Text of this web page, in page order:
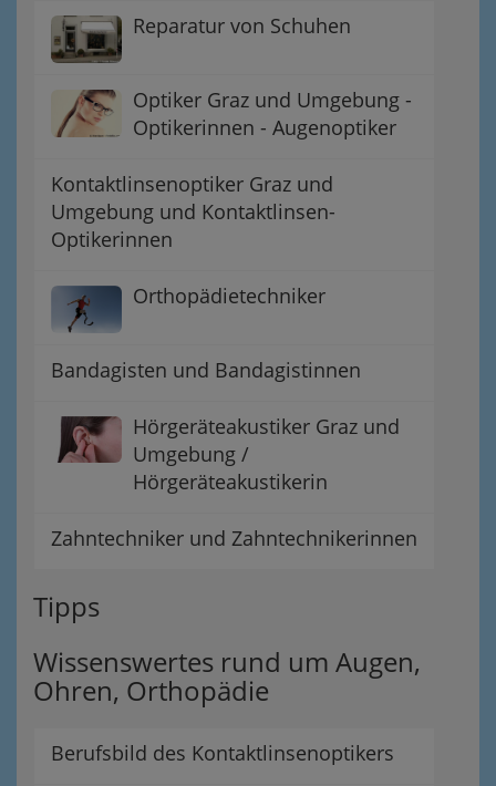
Reparatur von Schuhen
Optiker Graz und Umgebung -
Optikerinnen - Augenoptiker
Kontaktlinsenoptiker Graz und
Umgebung und Kontaktlinsen-
Optikerinnen
Orthopädietechniker
Bandagisten und Bandagistinnen
Hörgeräteakustiker Graz und
Umgebung /
Hörgeräteakustikerin
Zahntechniker und Zahntechnikerinnen
Tipps
Wissenswertes rund um Augen,
Ohren, Orthopädie
Berufsbild des Kontaktlinsenoptikers